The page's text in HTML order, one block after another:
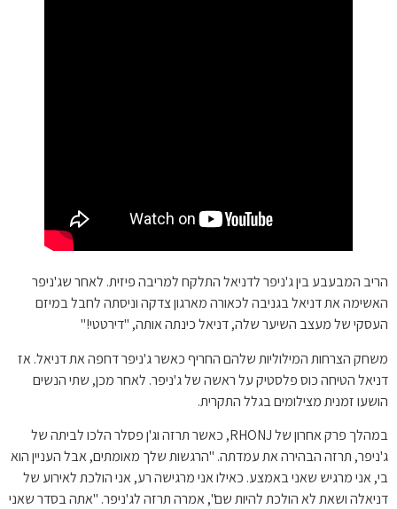
הריב המבעבע בין ג'ניפר לדניאל התלקח למריבה פיזית. לאחר שג'ניפר
האשימה את דניאל בגניבה לכאורה מארגון צדקה וניסתה לחבל במיזם
העסקי של מעצב השיער שלה, דניאל כינתה אותה, "דירטטי!"
משחק הצרחות המילוליות שלהם החריף כאשר ג'ניפר דחפה את דניאל. אז
דניאל הטיחה כוס פלסטיק על ראשה של ג'ניפר. לאחר מכן, שתי הנשים
הושעו זמנית מצילומים בגלל התקרית.
במהלך פרק אחרון של RHONJ, כאשר תרזה וג'ן פסלר הלכו לביתה של
ג'ניפר, תרזה הבהירה את עמדתה. "הרגשות שלך מאומתים, אבל העניין הוא
בי, אני מרגיש שאני באמצע. כאילו אני מרגישה רע, אני הולכת לאירוע של
דניאלה ושאת לא הולכת להיות שם", אמרה תרזה לג'ניפר. "אתה בסדר שאני